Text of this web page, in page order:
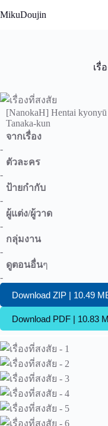
to
MikuDoujin
เรื่
[NanokaH] Hentai kyonyū
Tanaka-kun
จากเรื่อง
-
ตัวละคร
-
ป้ายกำกับ
-
ผู้แต่ง/ผู้วาด
-
กลุ่มงาน
-
ดูตอนอื่นๆ
-
Download ZIP | 10.49
Download PDF | 10.83